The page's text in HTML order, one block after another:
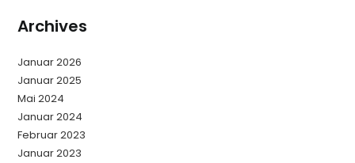
Archives
Januar 2026
Januar 2025
Mai 2024
Januar 2024
Februar 2023
Januar 2023